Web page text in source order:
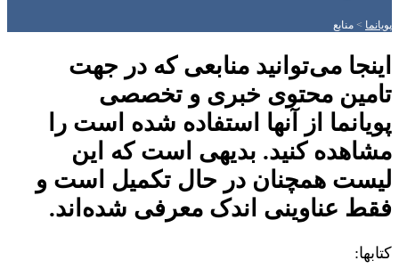
پویانما > منابع
اینجا می‌توانید منابعی که در جهت
تامین محتوی خبری و تخصصی
پویانما از آنها استفاده شده است را
مشاهده کنید. بدیهی است که این
لیست همچنان در حال تکمیل است و
فقط عناوینی اندک معرفی شده‌اند.
کتابها: